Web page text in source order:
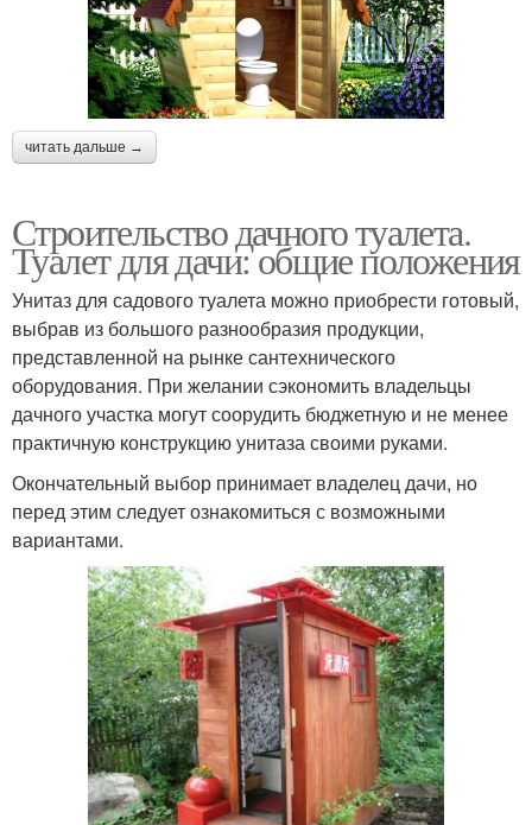
Туалет при
проектировании
Туалет без запаха
Туалет с выгребной
ямой
читать дальше →
Строительство дачного туалета.
Туалет для дачи: общие положения
Унитаз для садового туалета можно приобрести готовый,
выбрав из большого разнообразия продукции,
представленной на рынке сантехнического
оборудования. При желании сэкономить владельцы
дачного участка могут соорудить бюджетную и не менее
практичную конструкцию унитаза своими руками.
Окончательный выбор принимает владелец дачи, но
перед этим следует ознакомиться с возможными
вариантами.